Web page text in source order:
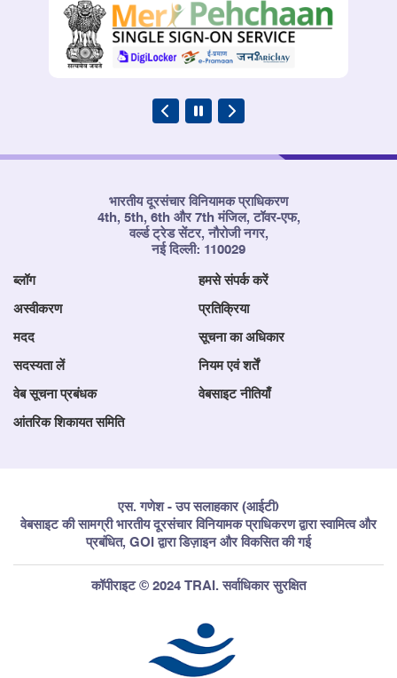
31 जनवरी 2026 को समाप्त मासिक अवधि
के अनुसार दूरसंचार उपभोक्ता डाटा से
संबंधित मुख्य बातें
19/03/2026
31 दिसंबर 2025 को समाप्त मासिक अवधि
के अनुसार दूरसंचार उपभोक्ता डाटा से
30 नवंबर, 2025 को समाप्त मासिक अवधि
के अनुसार दूरसंचार उपभोक्ता डाटा से
संबंधित मुख्य बातें
9
31 अक्टूबर, 2024 को समाप्त मासिक अवधि
के अनुसार दूरसंचार उपभोक्ता डाटा से
31 अगस्त, 2025 को समाप्त मासिक अवधि
के अनुसार दूरसंचार उपभोक्ता डाटा से
संबंधित मुख्य बातें
के अनुसार दूरसंचार उपभोक्ता डाटा से
भारतीय दूरसंचार विनियामक प्राधिकरण
4th, 5th, 6th और 7th मंजिल, टॉवर-एफ,
वर्ल्ड ट्रेड सेंटर, नौरोजी नगर,
नई दिल्ली: 110029
ब्लॉग हमसे संपर्क करें
अस्वीकरण प्रतिक्रिया
मदद सूचना का अधिकार
सदस्यता लें नियम एवं शर्तें
वेब सूचना प्रबंधक वेबसाइट नीतियाँ
आंतरिक शिकायत समिति
एस. गणेश - उप सलाहकार (आईटी)
वेबसाइट की सामग्री भारतीय दूरसंचार विनियामक प्राधिकरण द्वारा स्वामित्व और
प्रबंधित, GOI द्वारा डिज़ाइन और विकसित की गई
कॉपीराइट © 2024 TRAI. सर्वाधिकार सुरक्षित